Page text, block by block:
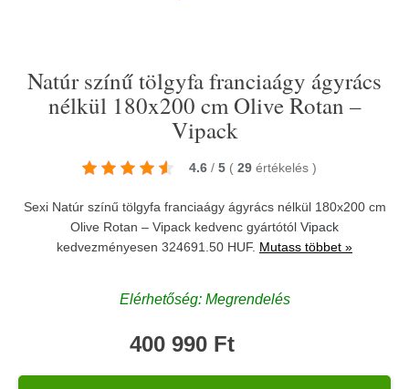
Natúr színű tölgyfa franciaágy ágyrács
nélkül 180x200 cm Olive Rotan –
Vipack
4.6 / 5 ( 29 értékelés )
Sexi Natúr színű tölgyfa franciaágy ágyrács nélkül 180x200 cm
Olive Rotan – Vipack kedvenc gyártótól Vipack
kedvezményesen 324691.50 HUF. Mutass többet »
Elérhetőség: Megrendelés
400 990 Ft